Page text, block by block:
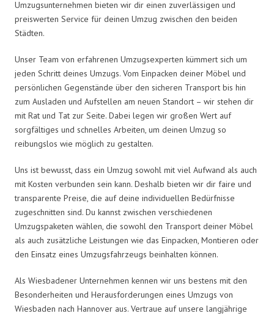
Umzugsunternehmen bieten wir dir einen zuverlässigen und
preiswerten Service für deinen Umzug zwischen den beiden
Städten.
Unser Team von erfahrenen Umzugsexperten kümmert sich um
jeden Schritt deines Umzugs. Vom Einpacken deiner Möbel und
persönlichen Gegenstände über den sicheren Transport bis hin
zum Ausladen und Aufstellen am neuen Standort – wir stehen dir
mit Rat und Tat zur Seite. Dabei legen wir großen Wert auf
sorgfältiges und schnelles Arbeiten, um deinen Umzug so
reibungslos wie möglich zu gestalten.
Uns ist bewusst, dass ein Umzug sowohl mit viel Aufwand als auch
mit Kosten verbunden sein kann. Deshalb bieten wir dir faire und
transparente Preise, die auf deine individuellen Bedürfnisse
zugeschnitten sind. Du kannst zwischen verschiedenen
Umzugspaketen wählen, die sowohl den Transport deiner Möbel
als auch zusätzliche Leistungen wie das Einpacken, Montieren oder
den Einsatz eines Umzugsfahrzeugs beinhalten können.
Als Wiesbadener Unternehmen kennen wir uns bestens mit den
Besonderheiten und Herausforderungen eines Umzugs von
Wiesbaden nach Hannover aus. Vertraue auf unsere langjährige